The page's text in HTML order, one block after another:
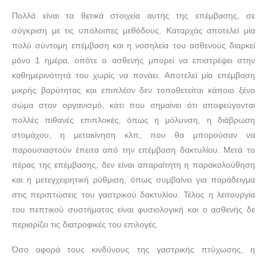
Πολλά είναι τα θετικά στοιχεία αυτής της επέμβασης, σε
σύγκριση με τις υπόλοιπες μεθόδους. Καταρχάς αποτελεί μία
πολύ σύντομη επέμβαση και η νοσηλεία του ασθενούς διαρκεί
μόνο 1 ημέρα, οπότε ο ασθενής μπορεί να επιστρέψει στην
καθημερινότητά του χωρίς να πονάει. Αποτελεί μία επέμβαση
μικρής βαρύτητας και επιπλέον δεν τοποθετείται κάποιο ξένο
σώμα στον οργανισμό, κάτι που σημαίνει ότι αποφεύγονται
πολλές πιθανές επιπλοκές, όπως η μόλυνση, η διάβρωση
στομάχου, η μετακίνηση κλπ, που θα μπορούσαν να
παρουσιαστούν έπειτα από την επέμβαση δακτυλίου. Μετά το
πέρας της επέμβασης, δεν είναι απαραίτητη η παρακολούθηση
και η μετεγχειρητική ρύθμιση, όπως συμβαίνει για παράδειγμα
στις περιπτώσεις του γαστρικού δακτυλίου. Τέλος η λειτουργία
του πεπτικού συστήματος είναι φυσιολογική και ο ασθενής δε
περιορίζει τις διατροφικές του επιλογές.
Όσο αφορά τους κινδύνους της γαστρικής πτύχωσης, η